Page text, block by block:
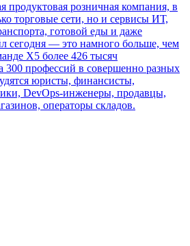
продуктовая розничная компания, в
торговые сети, но и сервисы ИТ,
готовой еды и даже
сегодня — это намного больше, чем
Х5 более 426 тысяч
300 профессий в совершенно разных
юристы, финансисты,
DevOps-инженеры, продавцы,
операторы складов.